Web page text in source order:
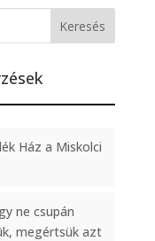
Ház a Miskolci
ne csupán
megértsük azt